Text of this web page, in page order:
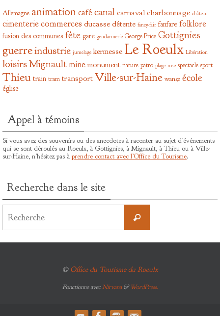
Allemagne animationcafécanalcarnavalcharbonnage château
cimenteriecommerces ducassedétente fancy-fair fanfare folklore
fusion des communes fête gare gendarmerie George Price Gottignies
guerreindustrie jumelage kermesse Le Roeulx Libération
loisirsMignault minemonument nature patro plage rose spectacle sport
Thieu train tram transportVille-sur-Haine wanze école
église
Appel à témoins
Si vous avez des souvenirs ou des anecdotes à raconter au sujet d’événements
qui se sont déroulés au Roeulx, à Gottignies, à Mignault, à Thieu ou à Ville-
sur-Haine, n’hésitez pas à prendre contact avec l’Office du Tourisme.
Recherche dans le site
Recherche
© Office du Tourisme du Roeulx
Fonctionne avecNirvana&WordPress.